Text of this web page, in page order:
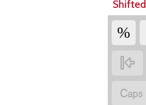
Shifted
%

